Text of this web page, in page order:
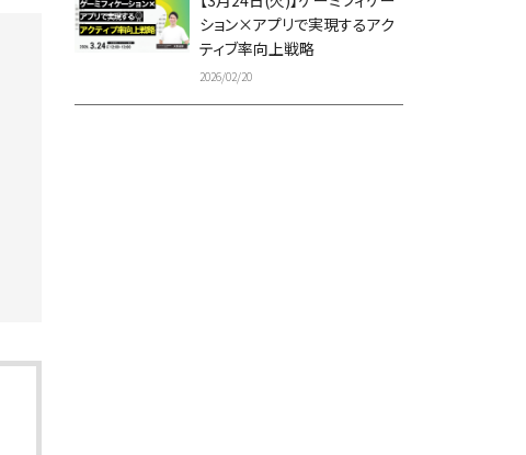
ション×アプリで実現するアク
ティブ率向上戦略
2026/02/20